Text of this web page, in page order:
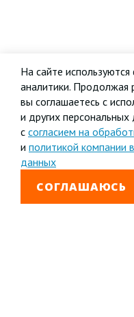
На сайте
аналитики. Продолжая
вы соглашаетесь с
и других
с согласием на
и политикой компании
данных
СОГЛАШАЮСЬ